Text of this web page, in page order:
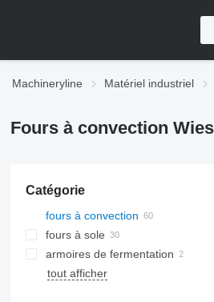
Machineryline Matériel industriel
Fours à convection
Catégorie
fours à convection
fours à sole
armoires de fermentation
tout afficher